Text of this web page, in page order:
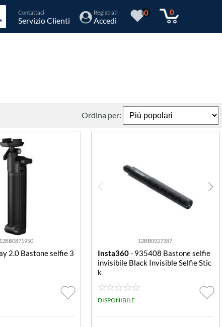
Contattaci
Servizio Clienti
Registrati
Accedi
0 0
Ordina per:
12BB0871950
2.0 Bastone selfie 3
12BB0927387
Insta360- 935408 Bastone selfie
invisibile Black Invisible Selfie Stic
k
DISPONIBILE